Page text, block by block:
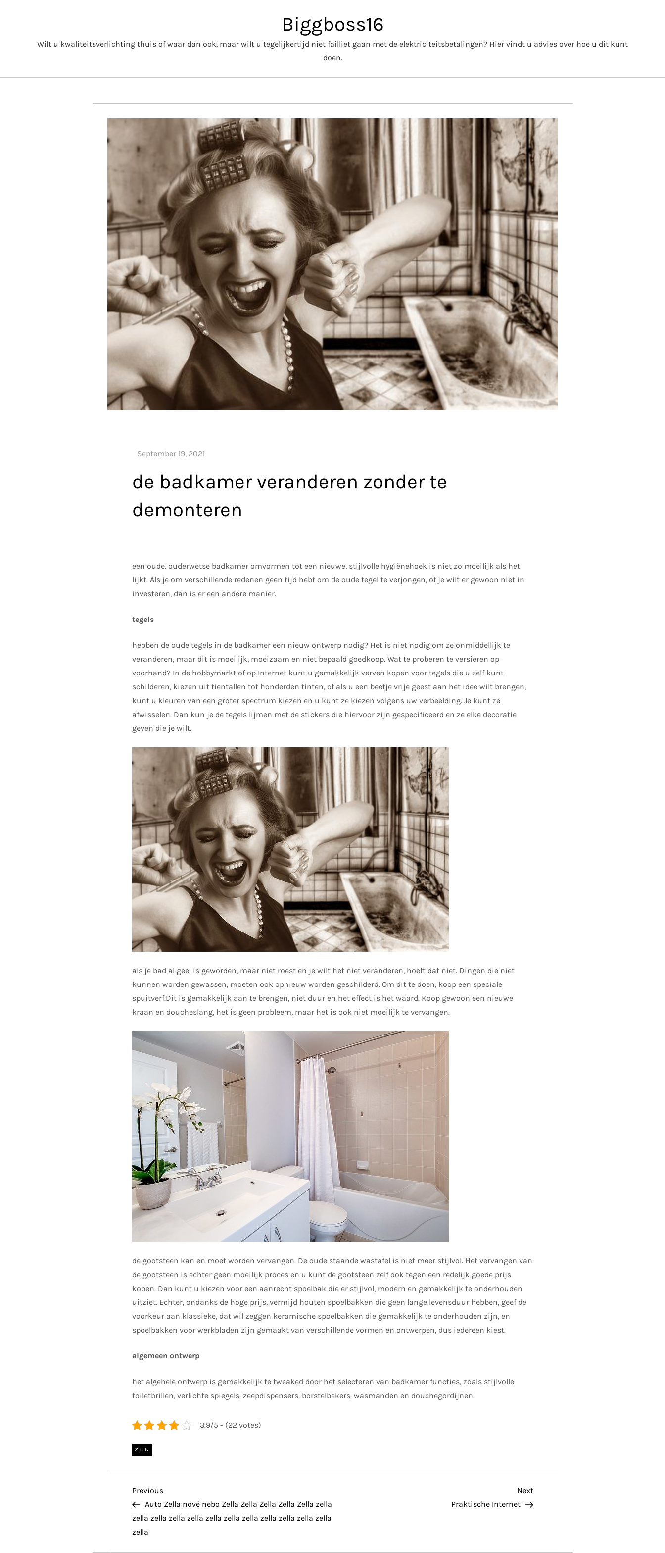
Biggboss16
Wilt u kwaliteitsverlichting thuis of waar dan ook, maar wilt u tegelijkertijd niet failliet gaan met de elektriciteitsbetalingen? Hier vindt u advies over hoe u dit kunt
doen.
de badkamer veranderen zonder te
demonteren
een oude, ouderwetse badkamer omvormen tot een nieuwe, stijlvolle hygiënehoek is niet zo moeilijk als het
lijkt. Als je om verschillende redenen geen tijd hebt om de oude tegel te verjongen, of je wilt er gewoon niet in
investeren, dan is er een andere manier.
tegels
hebben de oude tegels in de badkamer een nieuw ontwerp nodig? Het is niet nodig om ze onmiddellijk te
veranderen, maar dit is moeilijk, moeizaam en niet bepaald goedkoop. Wat te proberen te versieren op
voorhand? In de hobbymarkt of op Internet kunt u gemakkelijk verven kopen voor tegels die u zelf kunt
schilderen, kiezen uit tientallen tot honderden tinten, of als u een beetje vrije geest aan het idee wilt brengen,
kunt u kleuren van een groter spectrum kiezen en u kunt ze kiezen volgens uw verbeelding. Je kunt ze
afwisselen. Dan kun je de tegels lijmen met de stickers die hiervoor zijn gespecificeerd en ze elke decoratie
geven die je wilt.
als je bad al geel is geworden, maar niet roest en je wilt het niet veranderen, hoeft dat niet. Dingen die niet
kunnen worden gewassen, moeten ook opnieuw worden geschilderd. Om dit te doen, koop een speciale
spuitverf.Dit is gemakkelijk aan te brengen, niet duur en het effect is het waard. Koop gewoon een nieuwe
kraan en doucheslang, het is geen probleem, maar het is ook niet moeilijk te vervangen.
de gootsteen kan en moet worden vervangen. De oude staande wastafel is niet meer stijlvol. Het vervangen van
de gootsteen is echter geen moeilijk proces en u kunt de gootsteen zelf ook tegen een redelijk goede prijs
kopen. Dan kunt u kiezen voor een aanrecht spoelbak die er stijlvol, modern en gemakkelijk te onderhouden
uitziet. Echter, ondanks de hoge prijs, vermijd houten spoelbakken die geen lange levensduur hebben, geef de
voorkeur aan klassieke, dat wil zeggen keramische spoelbakken die gemakkelijk te onderhouden zijn, en
spoelbakken voor werkbladen zijn gemaakt van verschillende vormen en ontwerpen, dus iedereen kiest.
algemeen ontwerp
het algehele ontwerp is gemakkelijk te tweaked door het selecteren van badkamer functies, zoals stijlvolle
toiletbrillen, verlichte spiegels, zeepdispensers, borstelbekers, wasmanden en douchegordijnen.
3.9/5 - (22 votes)
ZIJN
P
o
s
Previous
Post
Previous
Auto Zella nové nebo Zella Zella Zella Zella Zella zella
zella zella zella zella zella zella zella zella zella zella zella
zella
Next
Post
Next
Praktische Internet